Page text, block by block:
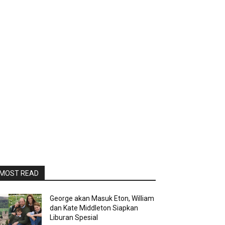
READ
George akan Masuk Eton, William
dan Kate Middleton Siapkan
Liburan Spesial